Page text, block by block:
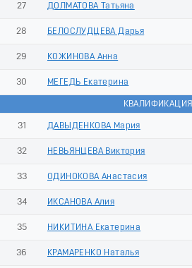
27 ДОЛМАТОВА Татьяна
28 БЕЛОСЛУДЦЕВА Дарья
29 КОЖИНОВА Анна
30 МЕГЕДЬ Екатерина
КВАЛИФИКАЦИЯ
31 ДАВЫДЕНКОВА Мария
32 НЕВЬЯНЦЕВА Виктория
33 ОДИНОКОВА Анастасия
34 ИКСАНОВА Алия
35 НИКИТИНА Екатерина
36 КРАМАРЕНКО Наталья